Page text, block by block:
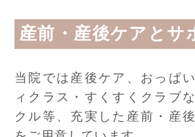
産前・産後ケアとサ
当院では産後ケア、おっぱ
ィクラス・すくすくクラブ
クル等、充実した産前・産